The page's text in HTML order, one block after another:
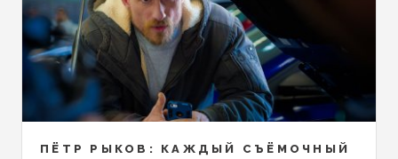
ПЁТР РЫКОВ: КАЖДЫЙ СЪЁМОЧНЫЙ